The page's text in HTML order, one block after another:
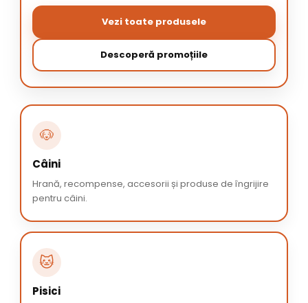
Vezi toate produsele
Descoperă promoțiile
🐶
Câini
Hrană, recompense, accesorii și produse de îngrijire
pentru câini.
🐱
Pisici